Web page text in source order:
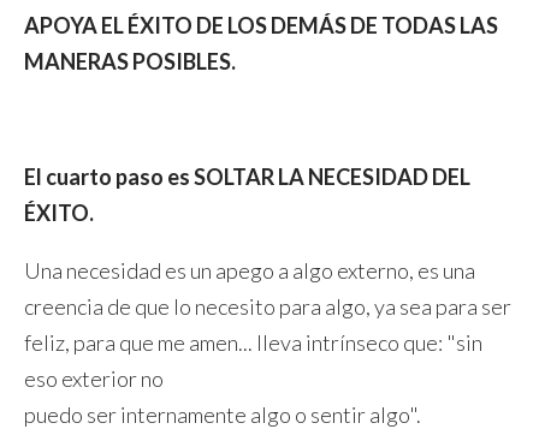
APOYA EL ÉXITO DE LOS DEMÁS DE TODAS LAS
MANERAS POSIBLES.
El cuarto paso es SOLTAR LA NECESIDAD DEL
ÉXITO.
Una necesidad es un apego a algo externo, es una
creencia de que lo necesito para algo, ya sea para ser
feliz, para que me amen... lleva intrínseco que: "sin
eso exterior no
puedo ser internamente algo o sentir algo".